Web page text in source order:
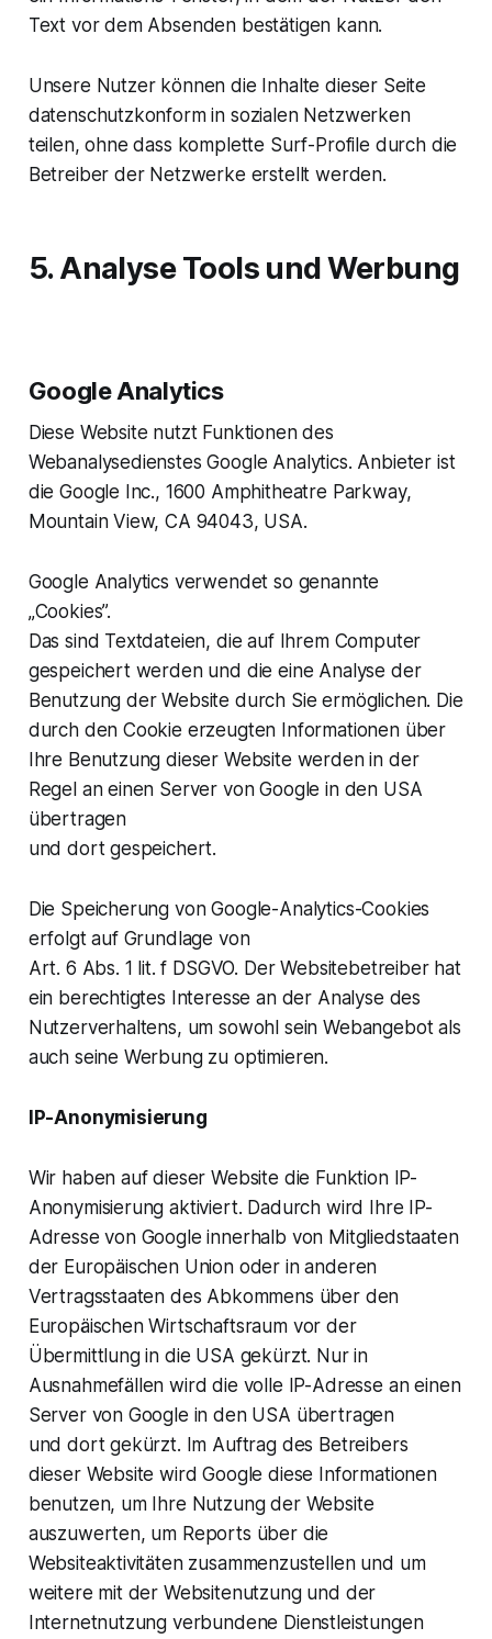
Text vor dem Absenden bestätigen kann.
Unsere Nutzer können die Inhalte dieser Seite
datenschutzkonform in sozialen Netzwerken
teilen, ohne dass komplette Surf-Profile durch die
Betreiber der Netzwerke erstellt werden.
5. Analyse Tools und Werbung
Google Analytics
Diese Website nutzt Funktionen des
Webanalysedienstes Google Analytics. Anbieter ist
die Google Inc., 1600 Amphitheatre Parkway,
Mountain View, CA 94043, USA.
Google Analytics verwendet so genannte
„Cookies”.
Das sind Textdateien, die auf Ihrem Computer
gespeichert werden und die eine Analyse der
Benutzung der Website durch Sie ermöglichen. Die
durch den Cookie erzeugten Informationen über
Ihre Benutzung dieser Website werden in der
Regel an einen Server von Google in den USA
übertragen
und dort gespeichert.
Die Speicherung von Google-Analytics-Cookies
erfolgt auf Grundlage von
Art. 6 Abs. 1 lit. f DSGVO. Der Websitebetreiber hat
ein berechtigtes Interesse an der Analyse des
Nutzerverhaltens, um sowohl sein Webangebot als
auch seine Werbung zu optimieren.
IP-Anonymisierung
Wir haben auf dieser Website die Funktion IP-
Anonymisierung aktiviert. Dadurch wird Ihre IP-
Adresse von Google innerhalb von Mitgliedstaaten
der Europäischen Union oder in anderen
Vertragsstaaten des Abkommens über den
Europäischen Wirtschaftsraum vor der
Übermittlung in die USA gekürzt. Nur in
Ausnahmefällen wird die volle IP-Adresse an einen
Server von Google in den USA übertragen
und dort gekürzt. Im Auftrag des Betreibers
dieser Website wird Google diese Informationen
benutzen, um Ihre Nutzung der Website
auszuwerten, um Reports über die
Websiteaktivitäten zusammenzustellen und um
weitere mit der Websitenutzung und der
Internetnutzung verbundene Dienstleistungen